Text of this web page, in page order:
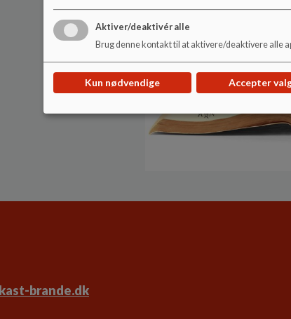
brande.dk
Aktiver/deaktivér alle
Brug denne kontakt til at aktivere/deaktivere alle
Kun nødvendige Accepter